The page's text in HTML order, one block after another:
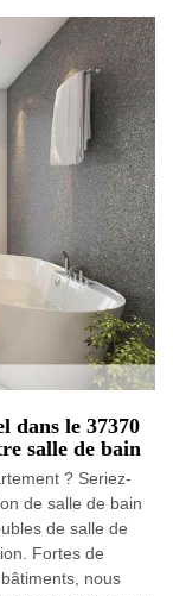
dans le 37370
salle de bain
? Seriez-
de salle de bain
de salle de
Fortes de
nous